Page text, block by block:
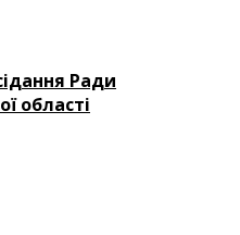
Ради
області